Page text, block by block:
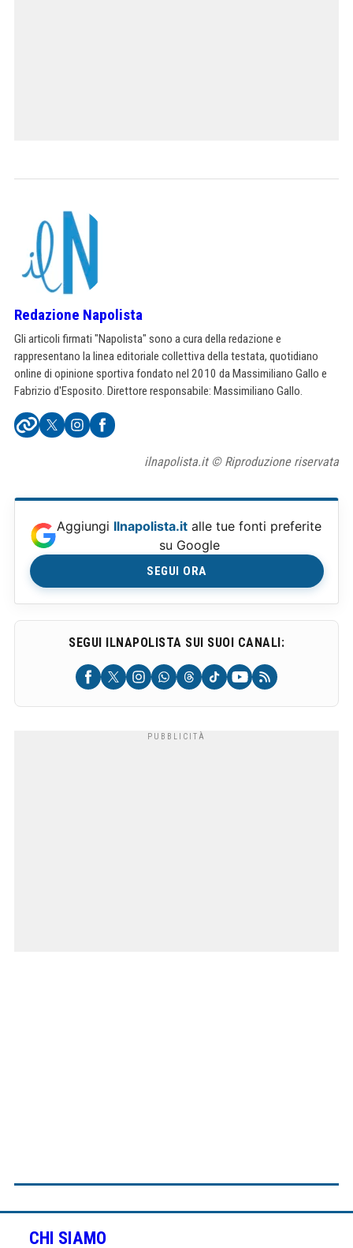
Redazione Napolista
Gli articoli firmati "Napolista" sono a cura della redazione e
rappresentano la linea editoriale collettiva della testata, quotidiano
online di opinione sportiva fondato nel 2010 da Massimiliano Gallo e
Fabrizio d'Esposito. Direttore responsabile: Massimiliano Gallo.
ilnapolista.it © Riproduzione riservata
Aggiungi Ilnapolista.it alle tue fonti preferite
su Google
SEGUI ORA
SEGUI ILNAPOLISTA SUI SUOI CANALI:
CHI SIAMO